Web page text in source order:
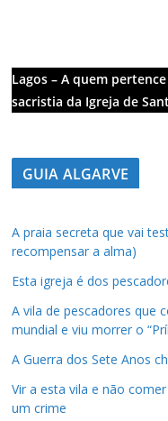
Lagos – A quem
sacristia da Igreja de
GUIA ALGARVE
A praia secreta que vai
recompensar a alma)
Esta igreja é dos
A vila de pescadores que
mundial e viu morrer o
A Guerra dos Sete Anos
Vir a esta vila e não
um crime